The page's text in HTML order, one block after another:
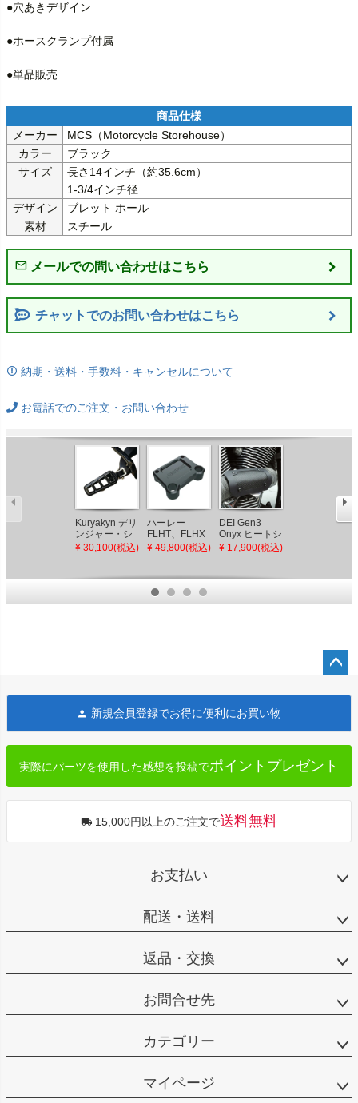
●穴あきデザイン
●ホースクランプ付属
●単品販売
メーカー
MCS（Motorcycle Storehouse）
カラー
ブラック
サイズ
長さ14インチ（約35.6cm）
1-3/4インチ径
デザイン
ブレット ホール
素材
スチール
チャットでのお問い合わせはこちら
納期・送料・手数料・キャンセルについて
お電話でのご注文・お問い合わせ
Kuryakyn デリ
ンジャー・シ
リーズ フッ
¥ 30,100(税込)
ハーレー
FLHT、FLHX
用 Tバーアダ
¥ 49,800(税込)
DEI Gen3
Onyx ヒートシ
ールド ブラ
¥ 17,900(税込)
エンズクオイ
トスター
へ
新規会員登録でお得に便利にお買い物
実際にパーツを使用した感想を投稿でポイントプレゼント
15,000円以上のご注文で送料無料
お支払い
配送・送料
返品・交換
お問合せ先
カテゴリー
マイページ